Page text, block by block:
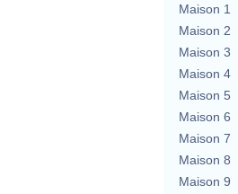
Maison 1
Maison 2
Maison 3
Maison 4
Maison 5
Maison 6
Maison 7
Maison 8
Maison 9